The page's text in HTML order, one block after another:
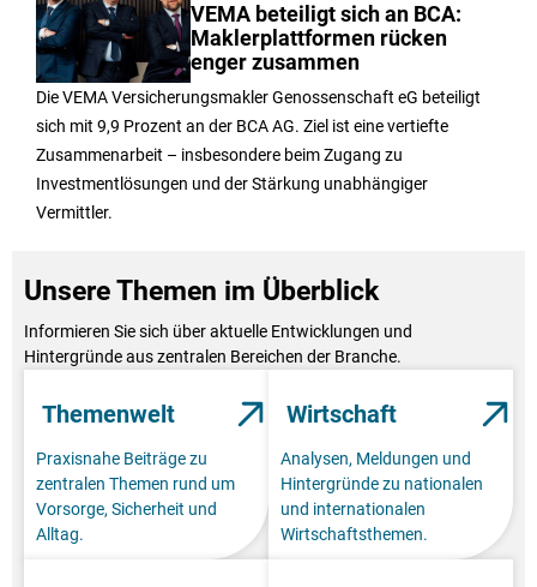
VEMA beteiligt sich an BCA:
Maklerplattformen rücken
enger zusammen
Die VEMA Versicherungsmakler Genossenschaft eG beteiligt
sich mit 9,9 Prozent an der BCA AG. Ziel ist eine vertiefte
Zusammenarbeit – insbesondere beim Zugang zu
Investmentlösungen und der Stärkung unabhängiger
Vermittler.
Unsere Themen im Überblick
Informieren Sie sich über aktuelle Entwicklungen und
Hintergründe aus zentralen Bereichen der Branche.
Themenwelt
Praxisnahe Beiträge zu
zentralen Themen rund um
Vorsorge, Sicherheit und
Alltag.
Wirtschaft
Analysen, Meldungen und
Hintergründe zu nationalen
und internationalen
Wirtschaftsthemen.